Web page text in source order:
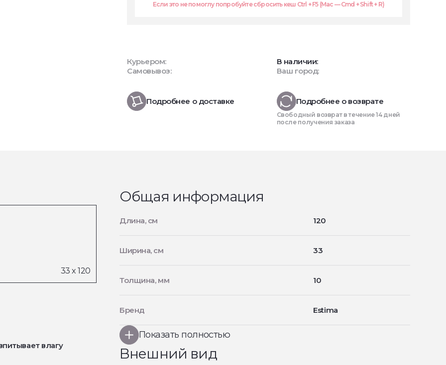
Если это не помоглу попробуйте сбросить кеш Ctrl + F5 (Mac — Cmd + Shift + R)
Курьером:
Самовывоз:
В наличии:
Ваш город:
Подробнее о доставке Подробнее о возврате
Свободный возврат в течение 14 дней
после получения заказа
влагу
Общая информация
Длина, см 120
Ширина, см 33
Толщина, мм 10
Бренд Estima
Показать полностью
Внешний вид